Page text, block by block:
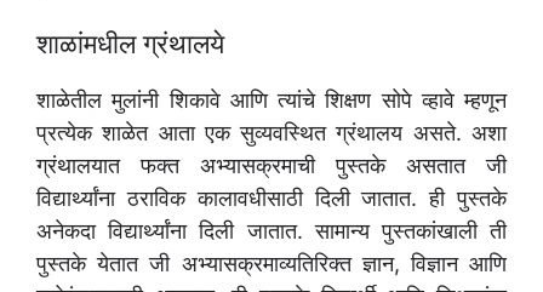
शाळांमधील ग्रंथालये
शाळेतील मुलांनी शिकावे आणि त्यांचे शिक्षण सोपे व्हावे म्हणून
प्रत्येक शाळेत आता एक सुव्यवस्थित ग्रंथालय असते. अशा
ग्रंथालयात फक्त अभ्यासक्रमाची पुस्तके असतात जी
विद्यार्थ्यांना ठराविक कालावधीसाठी दिली जातात. ही पुस्तके
अनेकदा विद्यार्थ्यांना दिली जातात. सामान्य पुस्तकांखाली ती
पुस्तके येतात जी अभ्यासक्रमाव्यतिरिक्त ज्ञान, विज्ञान आणि